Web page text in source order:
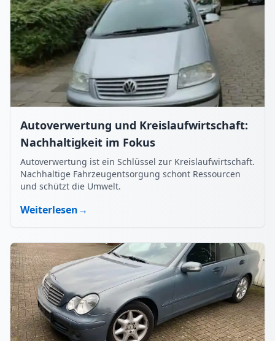
Autoverwertung und Kreislaufwirtschaft:
Nachhaltigkeit im Fokus
Autoverwertung ist ein Schlüssel zur Kreislaufwirtschaft.
Nachhaltige Fahrzeugentsorgung schont Ressourcen
und schützt die Umwelt.
Weiterlesen→